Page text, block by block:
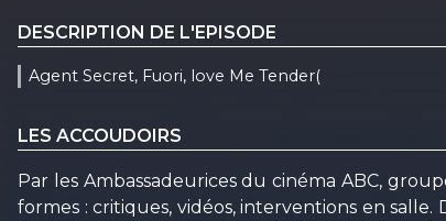
DESCRIPTION DE L'EPISODE
Agent Secret, Fuori, love Me Tender(
LES ACCOUDOIRS
Par les Ambassadeurices du cinéma ABC,
formes : critiques, vidéos, interventions en salle.